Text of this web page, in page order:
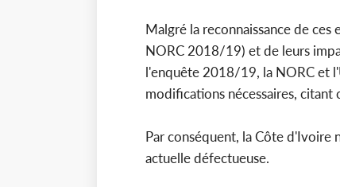
Malgré la reconnaissance de
NORC 2018/19) et de leurs
l'enquête 2018/19, la NORC et
modifications nécessaires, citant
Par conséquent, la Côte
actuelle défectueuse.